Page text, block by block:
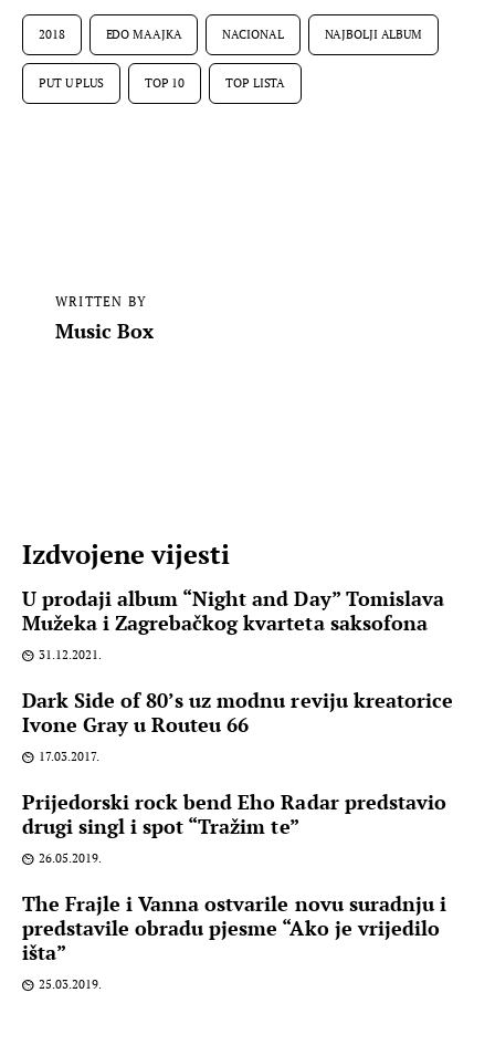
2018 EDO MAAJKA NACIONAL NAJBOLJI ALBUM
PUT U PLUS TOP 10 TOP LISTA
WRITTEN BY
Music Box
Izdvojene vijesti
U prodaji album “Night and Day” Tomislava
Mužeka i Zagrebačkog kvarteta saksofona
31.12.2021.
Dark Side of 80’s uz modnu reviju kreatorice
Ivone Gray u Routeu 66
17.03.2017.
Prijedorski rock bend Eho Radar predstavio
drugi singl i spot “Tražim te”
26.05.2019.
The Frajle i Vanna ostvarile novu suradnju i
predstavile obradu pjesme “Ako je vrijedilo
išta”
25.03.2019.